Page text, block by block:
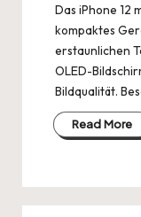
Das iPhone 12
kompaktes
erstaunlichen
OLED-
Bildqualität.
Read More